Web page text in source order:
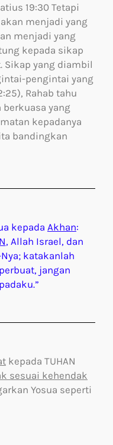
19:30 Tetapi
menjadi yang
menjadi yang
kepada sikap
Sikap yang diambil
pengintai yang
Rahab tahu
berkuasa yang
kepadanya
bandingkan
kepada Akhan:
, Allah Israel, dan
katakanlah
jangan
kepada TUHAN
sesuai kehendak
Yosua seperti